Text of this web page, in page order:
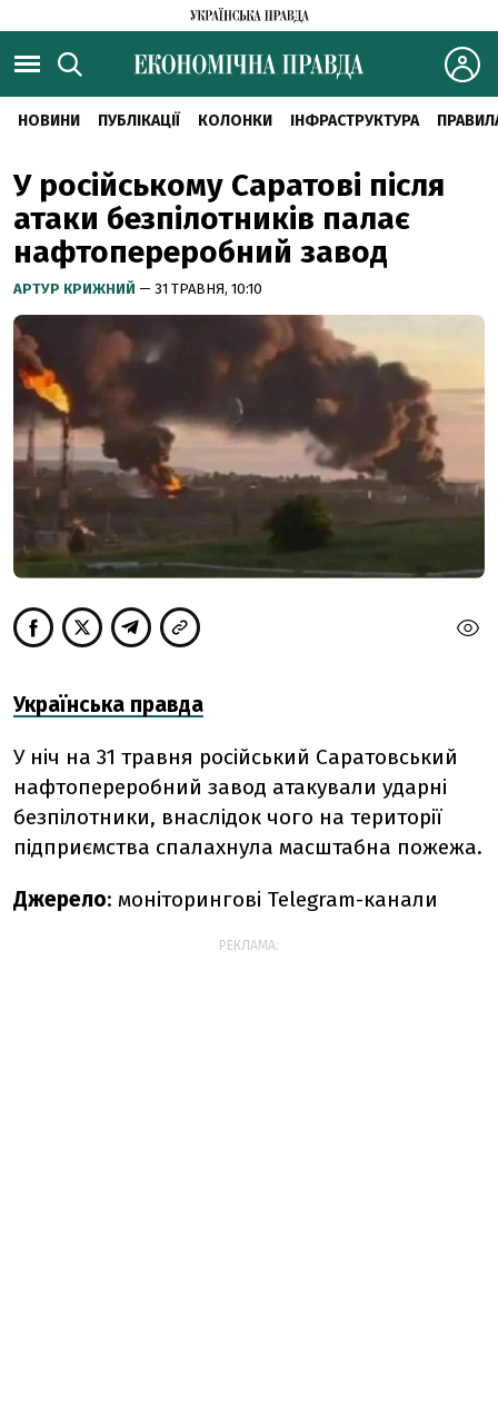
НОВИНИ ПУБЛІКАЦІЇ КОЛОНКИ ІНФРАСТРУКТУРА
У російському Саратові після
атаки безпілотників палає
нафтопереробний завод
АРТУР КРИЖНИЙ — 31 ТРАВНЯ, 10:10
Українська правда
У ніч на 31 травня російський Саратовський
нафтопереробний завод атакували ударні
безпілотники, внаслідок чого на території
підприємства спалахнула масштабна пожежа.
Джерело: моніторингові Telegram-канали
РЕКЛАМА: